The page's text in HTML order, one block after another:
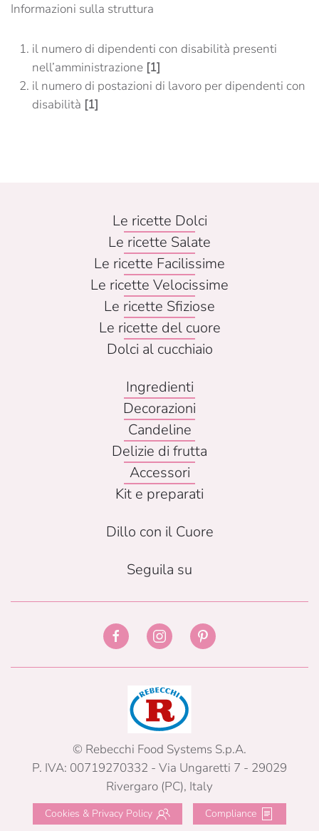
Informazioni sulla struttura
il numero di dipendenti con disabilità presenti
nell’amministrazione [1]
il numero di postazioni di lavoro per dipendenti con
disabilità [1]
Le ricette Dolci
Le ricette Salate
Le ricette Facilissime
Le ricette Velocissime
Le ricette Sfiziose
Le ricette del cuore
Dolci al cucchiaio
Ingredienti
Decorazioni
Candeline
Delizie di frutta
Accessori
Kit e preparati
Dillo con il Cuore
Seguila su
© Rebecchi Food Systems S.p.A.
P. IVA: 00719270332 - Via Ungaretti 7 - 29029
Rivergaro (PC), Italy
Cookies & Privacy Policy Compliance